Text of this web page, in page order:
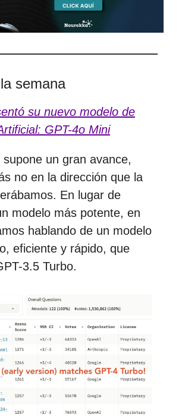
semana
su nuevo modelo de
GPT-4o Mini
un gran avance,
no en la dirección que la
En lugar de
modelo más potente, en
hablando de un modelo
eficiente y rápido, que
3.5 Turbo.